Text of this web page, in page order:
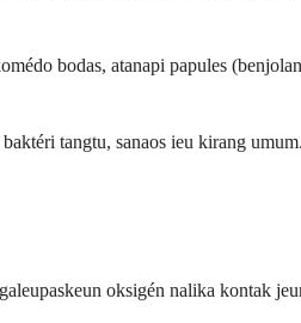
bodas, atanapi papules
tangtu, sanaos ieu kirang
oksigén nalika kontak